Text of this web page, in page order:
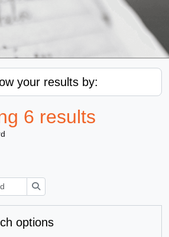
your results by:
6 results
options